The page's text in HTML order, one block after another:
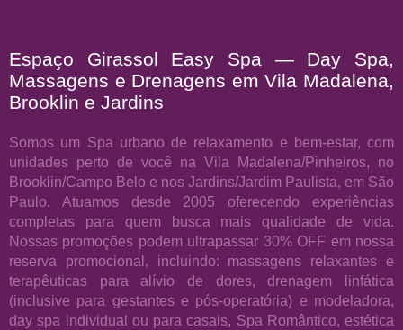
Espaço Girassol Easy Spa — Day Spa,
Massagens e Drenagens em Vila Madalena,
Brooklin e Jardins
Somos um Spa urbano de relaxamento e bem-estar, com
unidades perto de você na Vila Madalena/Pinheiros, no
Brooklin/Campo Belo e nos Jardins/Jardim Paulista, em São
Paulo. Atuamos desde 2005 oferecendo experiências
completas para quem busca mais qualidade de vida.
Nossas promoções podem ultrapassar 30% OFF em nossa
reserva promocional, incluindo: massagens relaxantes e
terapêuticas para alívio de dores, drenagem linfática
(inclusive para gestantes e pós-operatória) e modeladora,
day spa individual ou para casais, Spa Romântico, estética